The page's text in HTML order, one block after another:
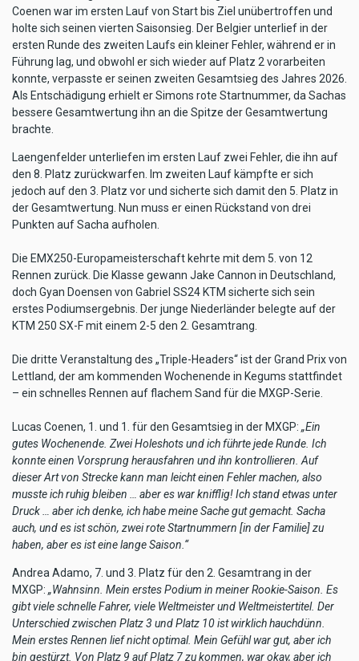
Coenen war im ersten Lauf von Start bis Ziel unübertroffen und
holte sich seinen vierten Saisonsieg. Der Belgier unterlief in der
ersten Runde des zweiten Laufs ein kleiner Fehler, während er in
Führung lag, und obwohl er sich wieder auf Platz 2 vorarbeiten
konnte, verpasste er seinen zweiten Gesamtsieg des Jahres 2026.
Als Entschädigung erhielt er Simons rote Startnummer, da Sachas
bessere Gesamtwertung ihn an die Spitze der Gesamtwertung
brachte.
Laengenfelder unterliefen im ersten Lauf zwei Fehler, die ihn auf
den 8. Platz zurückwarfen. Im zweiten Lauf kämpfte er sich
jedoch auf den 3. Platz vor und sicherte sich damit den 5. Platz in
der Gesamtwertung. Nun muss er einen Rückstand von drei
Punkten auf Sacha aufholen.
Die EMX250-Europameisterschaft kehrte mit dem 5. von 12
Rennen zurück. Die Klasse gewann Jake Cannon in Deutschland,
doch Gyan Doensen von Gabriel SS24 KTM sicherte sich sein
erstes Podiumsergebnis. Der junge Niederländer belegte auf der
KTM 250 SX-F mit einem 2-5 den 2. Gesamtrang.
Die dritte Veranstaltung des „Triple-Headers“ ist der Grand Prix von
Lettland, der am kommenden Wochenende in Kegums stattfindet
– ein schnelles Rennen auf flachem Sand für die MXGP-Serie.
Lucas Coenen, 1. und 1. für den Gesamtsieg in der MXGP: „Ein
gutes Wochenende. Zwei Holeshots und ich führte jede Runde. Ich
konnte einen Vorsprung herausfahren und ihn kontrollieren. Auf
dieser Art von Strecke kann man leicht einen Fehler machen, also
musste ich ruhig bleiben … aber es war knifflig! Ich stand etwas unter
Druck … aber ich denke, ich habe meine Sache gut gemacht. Sacha
auch, und es ist schön, zwei rote Startnummern [in der Familie] zu
haben, aber es ist eine lange Saison.“
Andrea Adamo, 7. und 3. Platz für den 2. Gesamtrang in der
MXGP: „Wahnsinn. Mein erstes Podium in meiner Rookie-Saison. Es
gibt viele schnelle Fahrer, viele Weltmeister und Weltmeistertitel. Der
Unterschied zwischen Platz 3 und Platz 10 ist wirklich hauchdünn.
Mein erstes Rennen lief nicht optimal. Mein Gefühl war gut, aber ich
bin gestürzt. Von Platz 9 auf Platz 7 zu kommen, war okay, aber ich